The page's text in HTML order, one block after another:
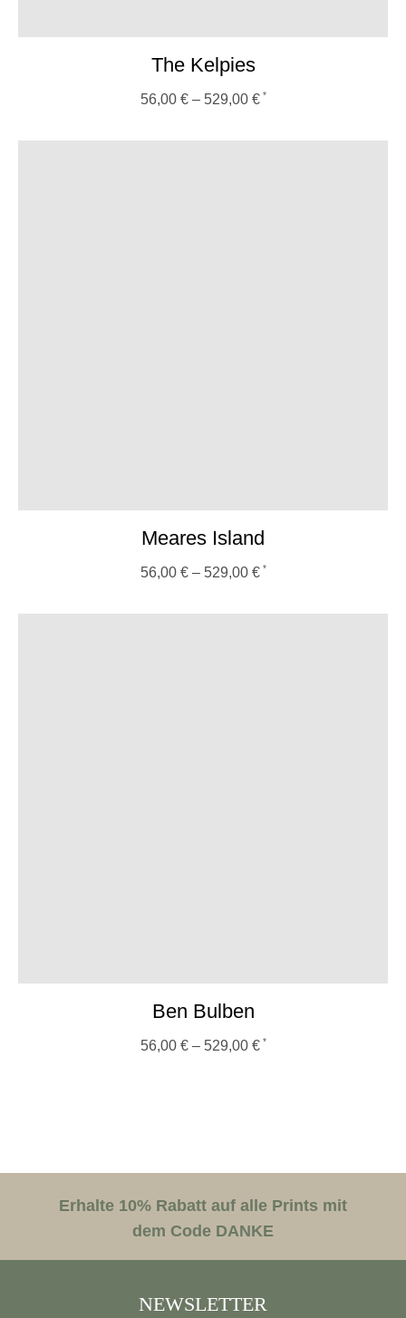
The Kelpies
56,00 €– 529,00 €
Meares Island
56,00 €– 529,00 €
Ben Bulben
56,00 €– 529,00 €
Erhalte 10% Rabatt auf alle Prints mit
dem Code DANKE
NEWSLETTER